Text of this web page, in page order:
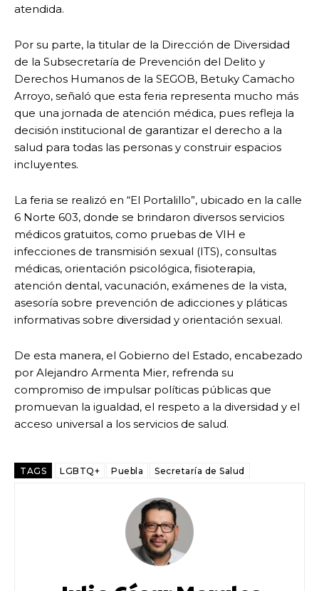
atendida.
Por su parte, la titular de la Dirección de Diversidad
de la Subsecretaría de Prevención del Delito y
Derechos Humanos de la SEGOB, Betuky Camacho
Arroyo, señaló que esta feria representa mucho más
que una jornada de atención médica, pues refleja la
decisión institucional de garantizar el derecho a la
salud para todas las personas y construir espacios
incluyentes.
La feria se realizó en “El Portalillo”, ubicado en la calle
6 Norte 603, donde se brindaron diversos servicios
médicos gratuitos, como pruebas de VIH e
infecciones de transmisión sexual (ITS), consultas
médicas, orientación psicológica, fisioterapia,
atención dental, vacunación, exámenes de la vista,
asesoría sobre prevención de adicciones y pláticas
informativas sobre diversidad y orientación sexual.
De esta manera, el Gobierno del Estado, encabezado
por Alejandro Armenta Mier, refrenda su
compromiso de impulsar políticas públicas que
promuevan la igualdad, el respeto a la diversidad y el
acceso universal a los servicios de salud.
TAGS LGBTQ+ Puebla Secretaría de Salud